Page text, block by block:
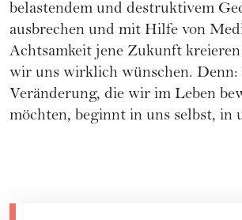
belastendem und destruktivem
ausbrechen und mit Hilfe von
Achtsamkeit jene Zukunft
wir uns wirklich wünschen. Denn:
Veränderung, die wir im Leben
möchten, beginnt in uns selbst, in